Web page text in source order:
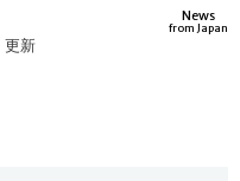
News
from Japan
更新